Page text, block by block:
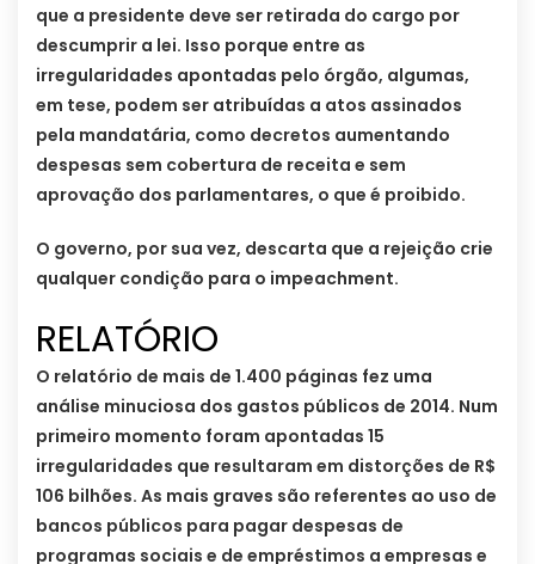
que a presidente deve ser retirada do cargo por
descumprir a lei. Isso porque entre as
irregularidades apontadas pelo órgão, algumas,
em tese, podem ser atribuídas a atos assinados
pela mandatária, como decretos aumentando
despesas sem cobertura de receita e sem
aprovação dos parlamentares, o que é proibido.
O governo, por sua vez, descarta que a rejeição crie
qualquer condição para o impeachment.
RELATÓRIO
O relatório de mais de 1.400 páginas fez uma
análise minuciosa dos gastos públicos de 2014. Num
primeiro momento foram apontadas 15
irregularidades que resultaram em distorções de R$
106 bilhões. As mais graves são referentes ao uso de
bancos públicos para pagar despesas de
programas sociais e de empréstimos a empresas e